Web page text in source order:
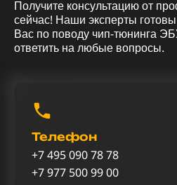
Получите консультацию от
сейчас! Наши эксперты
Вас по поводу чип-тюнинга
ответить на любые вопросы.
Телефон
+7 495 090 78 78
+7 977 500 99 00